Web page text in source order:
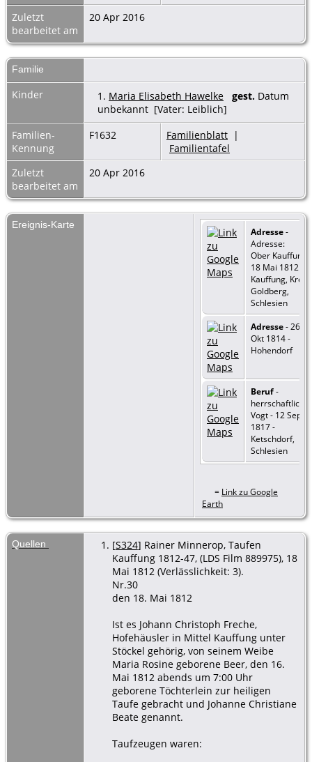
Zuletzt
bearbeitet am
20 Apr 2016
Familie
Kinder 1. Maria Elisabeth Hawelke gest. Datum
unbekannt [Vater: Leiblich]
Familien-
Kennung
F1632 Familienblatt |
Familientafel
Zuletzt
bearbeitet am
20 Apr 2016
Ereignis-Karte
Adresse-
Adresse:
Ober Kauffung -
18 Mai 1812 -
Kauffung, Kreis
Goldberg,
Schlesien
Adresse- 26
Okt 1814 -
Hohendorf
Beruf-
herrschaftlicher
Vogt - 12 Sep
1817 -
Ketschdorf,
Schlesien
= Link zu Google
Earth
Quellen [S324] Rainer Minnerop, Taufen
Kauffung 1812-47, (LDS Film 889975), 18
Mai 1812 (Verlässlichkeit: 3).
Nr.30
den 18. Mai 1812
Ist es Johann Christoph Freche,
Hofehäusler in Mittel Kauffung unter
Stöckel gehörig, von seinem Weibe
Maria Rosine geborene Beer, den 16.
Mai 1812 abends um 7:00 Uhr
geborene Töchterlein zur heiligen
Taufe gebracht und Johanne Christiane
Beate genannt.
Taufzeugen waren: